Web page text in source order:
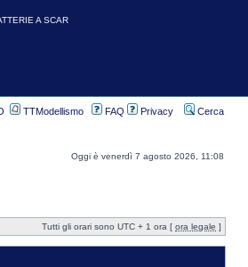
TTModellismo FAQ Privacy Cerca
Oggi è venerdì 7 agosto 2026, 11:08
Tutti gli orari sono UTC + 1 ora [ ora legale ]
A SCAR